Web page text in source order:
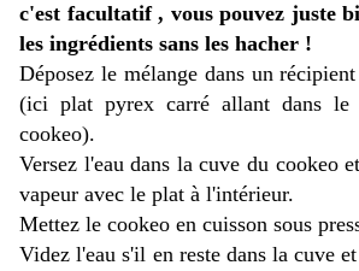
c'est facultatif , vous pouvez juste
les ingrédients sans les hacher !
Déposez le mélange dans un
(ici plat pyrex carré allant dans le
cookeo).
Versez l'eau dans la cuve du cookeo
vapeur avec le plat à l'intérieur.
Mettez le cookeo en cuisson sous
Videz l'eau s'il en reste dans la cuve